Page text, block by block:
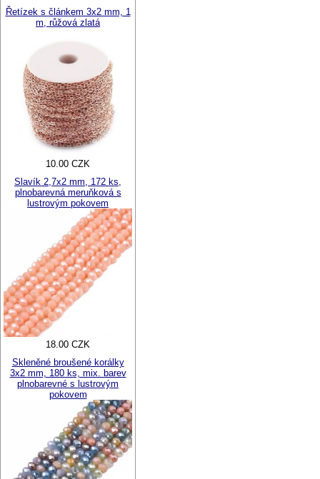
Řetízek s článkem 3x2 mm, 1
m, růžová zlatá
10.00 CZK
Slavík 2,7x2 mm, 172 ks,
plnobarevná meruňková s
lustrovým pokovem
18.00 CZK
Skleněné broušené korálky
3x2 mm, 180 ks, mix. barev
plnobarevné s lustrovým
pokovem